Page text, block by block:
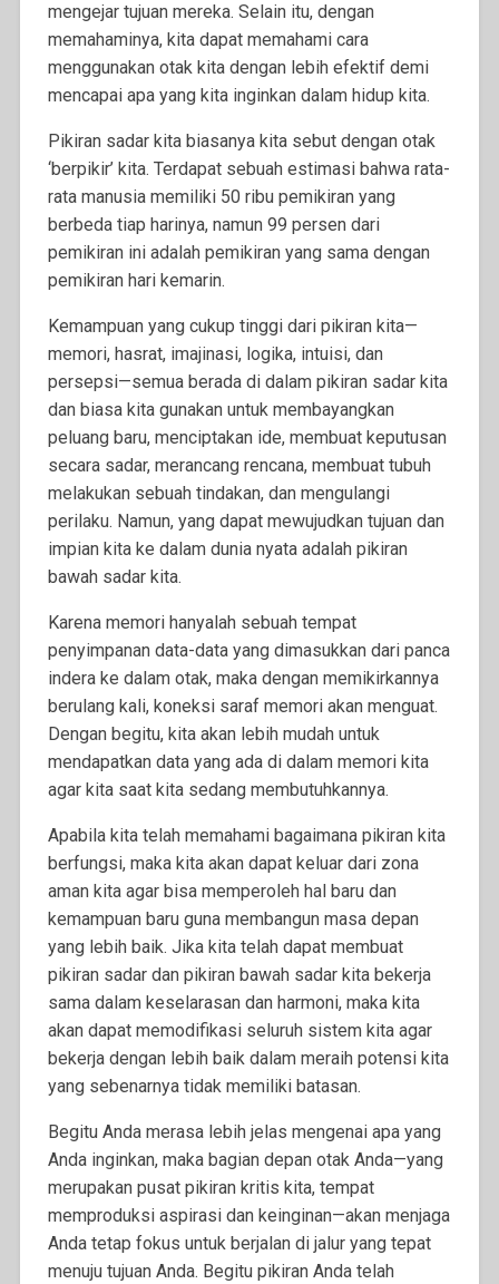
mengejar tujuan mereka. Selain itu, dengan
memahaminya, kita dapat memahami cara
menggunakan otak kita dengan lebih efektif demi
mencapai apa yang kita inginkan dalam hidup kita.
Pikiran sadar kita biasanya kita sebut dengan otak
‘berpikir’ kita. Terdapat sebuah estimasi bahwa rata-
rata manusia memiliki 50 ribu pemikiran yang
berbeda tiap harinya, namun 99 persen dari
pemikiran ini adalah pemikiran yang sama dengan
pemikiran hari kemarin.
Kemampuan yang cukup tinggi dari pikiran kita—
memori, hasrat, imajinasi, logika, intuisi, dan
persepsi—semua berada di dalam pikiran sadar kita
dan biasa kita gunakan untuk membayangkan
peluang baru, menciptakan ide, membuat keputusan
secara sadar, merancang rencana, membuat tubuh
melakukan sebuah tindakan, dan mengulangi
perilaku. Namun, yang dapat mewujudkan tujuan dan
impian kita ke dalam dunia nyata adalah pikiran
bawah sadar kita.
Karena memori hanyalah sebuah tempat
penyimpanan data-data yang dimasukkan dari panca
indera ke dalam otak, maka dengan memikirkannya
berulang kali, koneksi saraf memori akan menguat.
Dengan begitu, kita akan lebih mudah untuk
mendapatkan data yang ada di dalam memori kita
agar kita saat kita sedang membutuhkannya.
Apabila kita telah memahami bagaimana pikiran kita
berfungsi, maka kita akan dapat keluar dari zona
aman kita agar bisa memperoleh hal baru dan
kemampuan baru guna membangun masa depan
yang lebih baik. Jika kita telah dapat membuat
pikiran sadar dan pikiran bawah sadar kita bekerja
sama dalam keselarasan dan harmoni, maka kita
akan dapat memodifikasi seluruh sistem kita agar
bekerja dengan lebih baik dalam meraih potensi kita
yang sebenarnya tidak memiliki batasan.
Begitu Anda merasa lebih jelas mengenai apa yang
Anda inginkan, maka bagian depan otak Anda—yang
merupakan pusat pikiran kritis kita, tempat
memproduksi aspirasi dan keinginan—akan menjaga
Anda tetap fokus untuk berjalan di jalur yang tepat
menuju tujuan Anda. Begitu pikiran Anda telah